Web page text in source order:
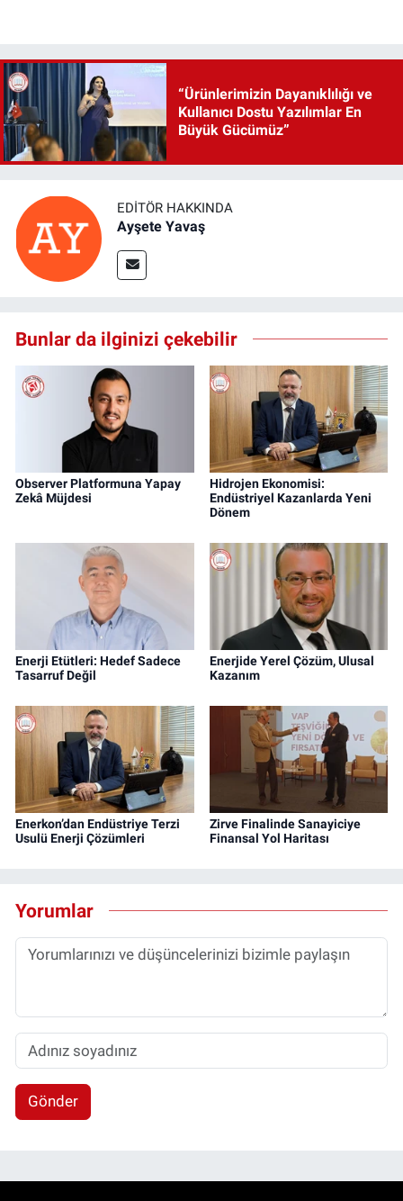
“Ürünlerimizin Dayanıklılığı ve
Kullanıcı Dostu Yazılımlar En
Büyük Gücümüz”
EDITÖR HAKKINDA
Ayşete Yavaş
Bunlar da ilginizi çekebilir
Observer Platformuna Yapay
Zekâ Müjdesi
Hidrojen Ekonomisi:
Endüstriyel Kazanlarda Yeni
Dönem
Enerji Etütleri: Hedef Sadece
Tasarruf Değil
Enerjide Yerel Çözüm, Ulusal
Kazanım
Enerkon’dan Endüstriye Terzi
Usulü Enerji Çözümleri
Zirve Finalinde Sanayiciye
Finansal Yol Haritası
Yorumlar
Gönder